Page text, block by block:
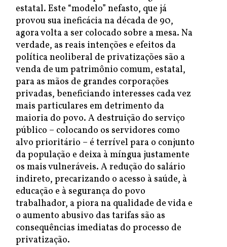
estatal. Este “modelo” nefasto, que já
provou sua ineficácia na década de 90,
agora volta a ser colocado sobre a mesa. Na
verdade, as reais intenções e efeitos da
política neoliberal de privatizações são a
venda de um patrimônio comum, estatal,
para as mãos de grandes corporações
privadas, beneficiando interesses cada vez
mais particulares em detrimento da
maioria do povo. A destruição do serviço
público – colocando os servidores como
alvo prioritário – é terrível para o conjunto
da população e deixa à míngua justamente
os mais vulneráveis. A redução do salário
indireto, precarizando o acesso à saúde, à
educação e à segurança do povo
trabalhador, a piora na qualidade de vida e
o aumento abusivo das tarifas são as
consequências imediatas do processo de
privatização.